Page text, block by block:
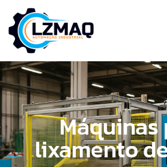
Máquinas
lixamento